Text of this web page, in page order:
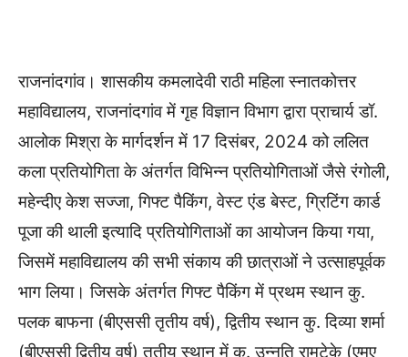
राजनांदगांव। शासकीय कमलादेवी राठी महिला स्नातकोत्तर
महाविद्यालय, राजनांदगांव में गृह विज्ञान विभाग द्वारा प्राचार्य डॉ.
आलोक मिश्रा के मार्गदर्शन में 17 दिसंबर, 2024 को ललित
कला प्रतियोगिता के अंतर्गत विभिन्न प्रतियोगिताओं जैसे रंगोली,
महेन्दीए केश सज्जा, गिफ्ट पैकिंग, वेस्ट एंड बेस्ट, ग्रिटिंग कार्ड
पूजा की थाली इत्यादि प्रतियोगिताओं का आयोजन किया गया,
जिसमें महाविद्यालय की सभी संकाय की छात्राओं ने उत्साहपूर्वक
भाग लिया। जिसके अंतर्गत गिफ्ट पैकिंग में प्रथम स्थान कु.
पलक बाफना (बीएससी तृतीय वर्ष), द्वितीय स्थान कु. दिव्या शर्मा
(बीएससी द्वितीय वर्ष) तृतीय स्थान में कु. उन्नति रामटेके (एमए